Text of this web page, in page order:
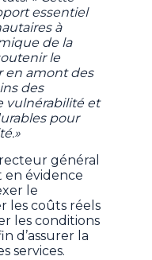
essentiel
à
de la
le
en amont des
des
vulnérabilité et
pour
général
en évidence
le
les coûts réels
les conditions
d’assurer la
services.